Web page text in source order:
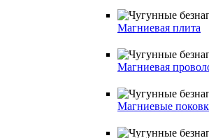
Магниевая плита
Магниевая
Магниевые